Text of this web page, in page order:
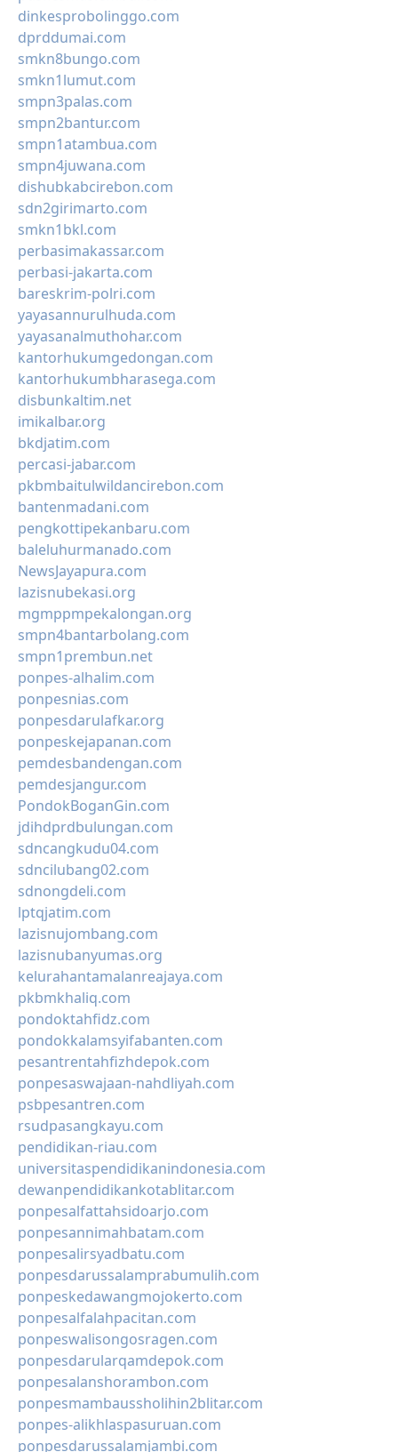
dinkesprobolinggo.com
dprddumai.com
smkn8bungo.com
smkn1lumut.com
smpn3palas.com
smpn2bantur.com
smpn1atambua.com
smpn4juwana.com
dishubkabcirebon.com
sdn2girimarto.com
smkn1bkl.com
perbasimakassar.com
perbasi-jakarta.com
bareskrim-polri.com
yayasannurulhuda.com
yayasanalmuthohar.com
kantorhukumgedongan.com
kantorhukumbharasega.com
disbunkaltim.net
imikalbar.org
bkdjatim.com
percasi-jabar.com
pkbmbaitulwildancirebon.com
bantenmadani.com
pengkottipekanbaru.com
baleluhurmanado.com
NewsJayapura.com
lazisnubekasi.org
mgmppmpekalongan.org
smpn4bantarbolang.com
smpn1prembun.net
ponpes-alhalim.com
ponpesnias.com
ponpesdarulafkar.org
ponpeskejapanan.com
pemdesbandengan.com
pemdesjangur.com
PondokBoganGin.com
jdihdprdbulungan.com
sdncangkudu04.com
sdncilubang02.com
sdnongdeli.com
lptqjatim.com
lazisnujombang.com
lazisnubanyumas.org
kelurahantamalanreajaya.com
pkbmkhaliq.com
pondoktahfidz.com
pondokkalamsyifabanten.com
pesantrentahfizhdepok.com
ponpesaswajaan-nahdliyah.com
psbpesantren.com
rsudpasangkayu.com
pendidikan-riau.com
universitaspendidikanindonesia.com
dewanpendidikankotablitar.com
ponpesalfattahsidoarjo.com
ponpesannimahbatam.com
ponpesalirsyadbatu.com
ponpesdarussalamprabumulih.com
ponpeskedawangmojokerto.com
ponpesalfalahpacitan.com
ponpeswalisongosragen.com
ponpesdarularqamdepok.com
ponpesalanshorambon.com
ponpesmambaussholihin2blitar.com
ponpes-alikhlaspasuruan.com
ponpesdarussalamjambi.com